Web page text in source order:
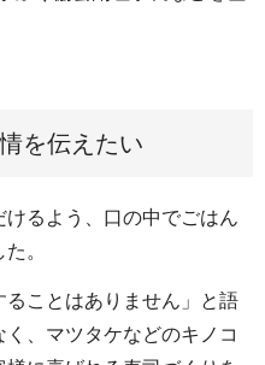
を伝えたい
るよう、口の中でごはん
。
ることはありません」と語
、マツタケなどのキノコ